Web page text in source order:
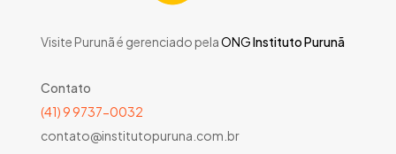
Visite Purunã é gerenciado pelaONGInstituto Purunã
Contato
(41) 9 9737-0032
contato@institutopuruna.com.br